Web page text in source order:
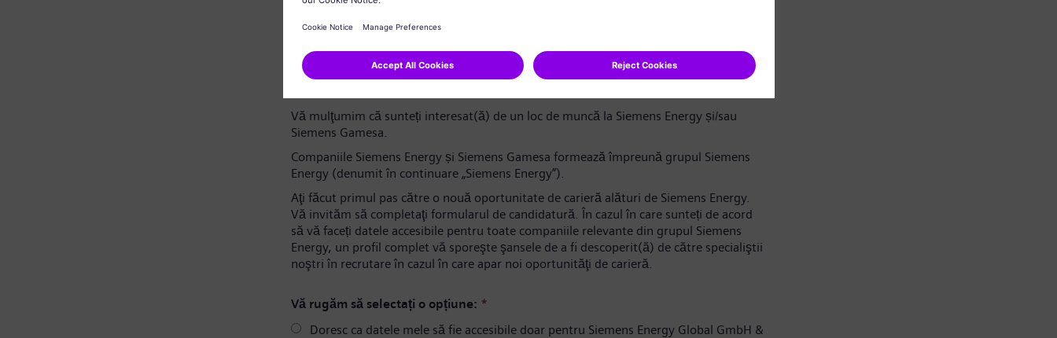
Notă privind confidențialitatea datelor
Vă mulţumim că sunteți interesat(ă) de un loc de muncă la Siemens Energy și/sau
Siemens Gamesa.
Companiile Siemens Energy și Siemens Gamesa formează împreună grupul Siemens
Energy (denumit în continuare „Siemens Energy”).
Aţi făcut primul pas către o nouă oportunitate de carieră alături de Siemens Energy.
Vă invităm să completaţi formularul de candidatură. În cazul în care sunteți de acord
să vă faceți datele accesibile pentru toate companiile relevante din grupul Siemens
Energy, un profil complet vă sporeşte şansele de a fi descoperit(ă) de către specialiştii
noştri în recrutare în cazul în care apar noi oportunităţi de carieră.
Vă rugăm să selectați o opțiune: *
Doresc ca datele mele să fie accesibile doar pentru Siemens Energy Global GmbH &